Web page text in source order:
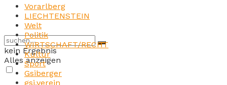
kein Ergebnis
Alles anzeigen
Vorarlberg
LIECHTENSTEIN
Welt
Politik
WIRTSCHAFT/RECHT
Kultur
Sport
Gsiberger
gsi.verein